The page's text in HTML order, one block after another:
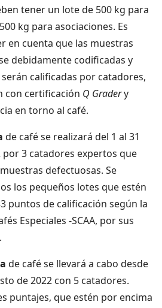
tener un lote de 500 kg para
kg para asociaciones. Es
en cuenta que las muestras
debidamente codificadas y
calificadas por catadores,
con certificación Q Gradery
en torno al café.
de café se realizará del 1 al 31
por 3 catadores expertos que
defectuosas. Se
los pequeños lotes que estén
puntos de calificación según la
Especiales -SCAA, por sus
de café se llevará a cabo desde
de 2022 con 5 catadores.
puntajes, que estén por encima